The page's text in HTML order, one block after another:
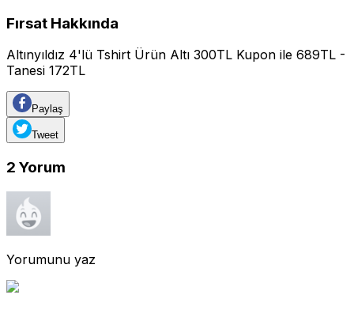
Fırsat Hakkında
Altınyıldız 4'lü Tshirt Ürün Altı 300TL Kupon ile 689TL -
Tanesi 172TL
Paylaş
Tweet
2 Yorum
Yorumunu yaz